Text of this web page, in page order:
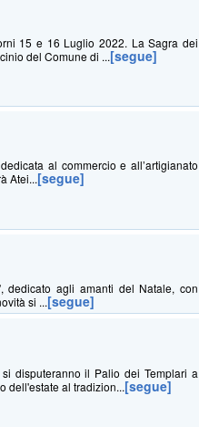
15 e 16 Luglio 2022. La Sagra dei
del Comune di ...[segue]
al commercio e all’artigianato
Atei...[segue]
agli amanti del Natale, con
si ...[segue]
disputeranno il Palio dei Templari a
dell'estate al tradizion...[segue]